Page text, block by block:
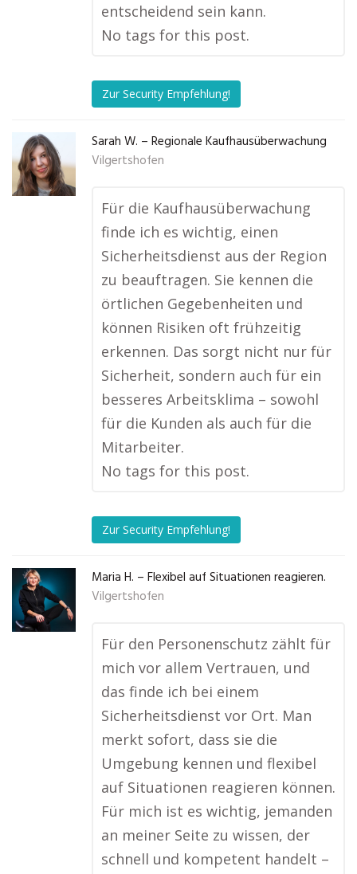
entscheidend sein kann.
No tags for this post.
Zur Security Empfehlung!
Sarah W. – Regionale Kaufhausüberwachung
Vilgertshofen
Für die Kaufhausüberwachung
finde ich es wichtig, einen
Sicherheitsdienst aus der Region
zu beauftragen. Sie kennen die
örtlichen Gegebenheiten und
können Risiken oft frühzeitig
erkennen. Das sorgt nicht nur für
Sicherheit, sondern auch für ein
besseres Arbeitsklima – sowohl
für die Kunden als auch für die
Mitarbeiter.
No tags for this post.
Zur Security Empfehlung!
Maria H. – Flexibel auf Situationen reagieren.
Vilgertshofen
Für den Personenschutz zählt für
mich vor allem Vertrauen, und
das finde ich bei einem
Sicherheitsdienst vor Ort. Man
merkt sofort, dass sie die
Umgebung kennen und flexibel
auf Situationen reagieren können.
Für mich ist es wichtig, jemanden
an meiner Seite zu wissen, der
schnell und kompetent handelt –